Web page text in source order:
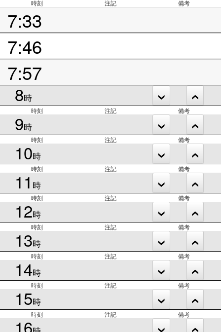
時刻 注記 備考
7:33
7:46
7:57
8時
時刻 注記 備考
9時
時刻 注記 備考
10時
時刻 注記 備考
11 時
時刻 注記 備考
12時
時刻 注記 備考
13時
時刻 注記 備考
14時
時刻 注記 備考
15時
時刻 注記 備考
16